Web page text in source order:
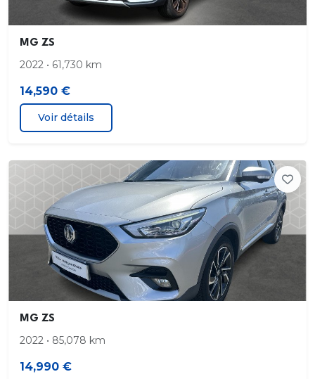
MG ZS
2022 • 61,730 km
14,590 €
Voir détails
MG ZS
2022 • 85,078 km
14,990 €